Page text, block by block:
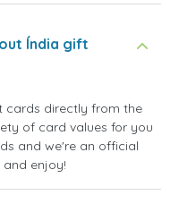
Índia gift
cards directly from the
of card values for you
and we're an official
and enjoy!